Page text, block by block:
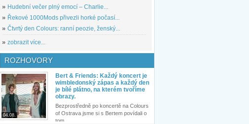
» Hudební večer plný emocí – Charlie...
» Řekové 1000Mods přivezli horké počasí...
» Čtvrtý den Colours: ranní peozie, ženský...
» zobrazit více...
ROZHOVORY
04.08.
Bert & Friends: Každý koncert je
wimbledonský zápas a každý den
je bílé plátno, na kterém tvoříme
obrazy.
Bezprostředně po koncertě na Colours
of Ostrava jsme si s Bertem povídali o
tom,...